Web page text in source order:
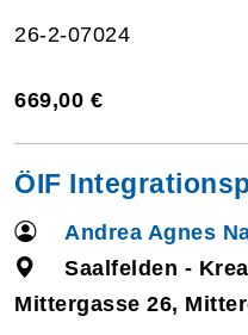
26-2-07024
669,00 €
ÖIF
Andrea Agnes
Saalfelden -
Mittergasse 26,